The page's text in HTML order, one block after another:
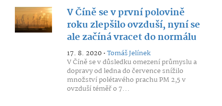
V Číně se v první polovině
roku zlepšilo ovzduší, nyní se
ale začíná vracet do normálu
17. 8. 2020 •Tomáš Jelínek
V Číně se v důsledku omezení průmyslu a
dopravy od ledna do července snížilo
množství polétavého prachu PM 2,5 v
ovzduší téměř o 7...